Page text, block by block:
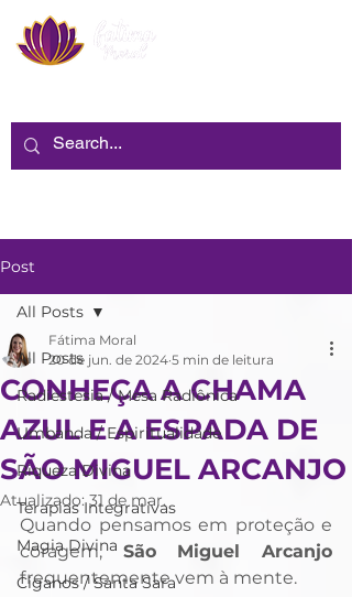
Post
All Posts
Radiestesia / Mesa Radiônica
Umbanda / Espiritualidade
Riqueza Divina
Terapias Integrativas
Magia Divina
Ciganos / Santa Sara
All Posts
CONHEÇA A CHAMA
AZUL E A ESPADA DE
SÃO MIGUEL ARCANJO
Fátima Moral
20 de jun. de 2024 5 min de leitura
Atualizado:31 de mar.
Quando pensamos em proteção e
coragem, São Miguel Arcanjo
frequentemente vem à mente.